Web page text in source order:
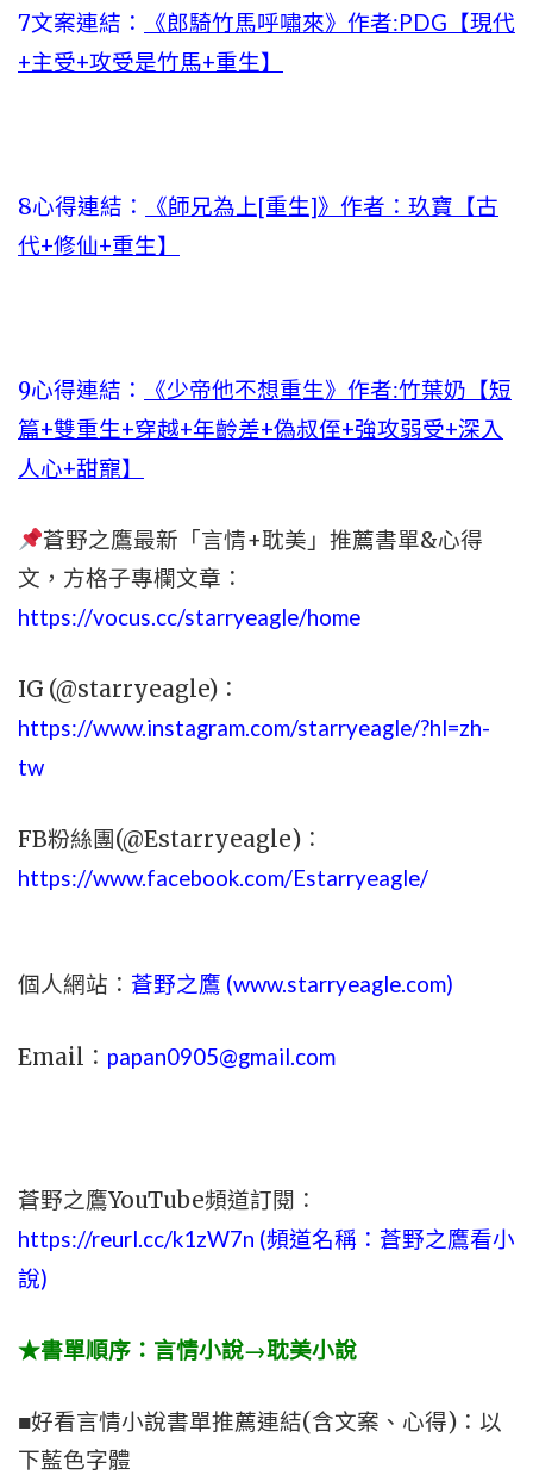
7文案連結：
《郎騎竹馬呼嘯來》作者:PDG【現代
+主受+攻受是竹馬+重生】
8心得連結：
《師兄為上[重生]》作者：玖寶【古
代+修仙+重生】
9心得連結：
《少帝他不想重生》作者:竹葉奶【短
篇+雙重生+穿越+年齡差+偽叔侄+強攻弱受+深入
人心+甜寵】
蒼野之鷹最新「言情+耽美」推薦書單&心得
文， 方格子專欄文章：
https://vocus.cc/starryeagle/home
IG (@starryeagle)：
https://www.instagram.com/starryeagle/?hl=zh-
tw
FB粉絲團(@Estarryeagle)：
https://www.facebook.com/Estarryeagle/
個人網站： 蒼野之鷹 (www.starryeagle.com)
Email： papan0905@gmail.com
蒼野之鷹YouTube頻道訂閱：
https://reurl.cc/k1zW7n (頻道名稱：蒼野之鷹看小
說)
★書單順序：言情小說→耽美小說
■好看言情小說書單推薦連結(含文案、心得)：以
下藍色字體